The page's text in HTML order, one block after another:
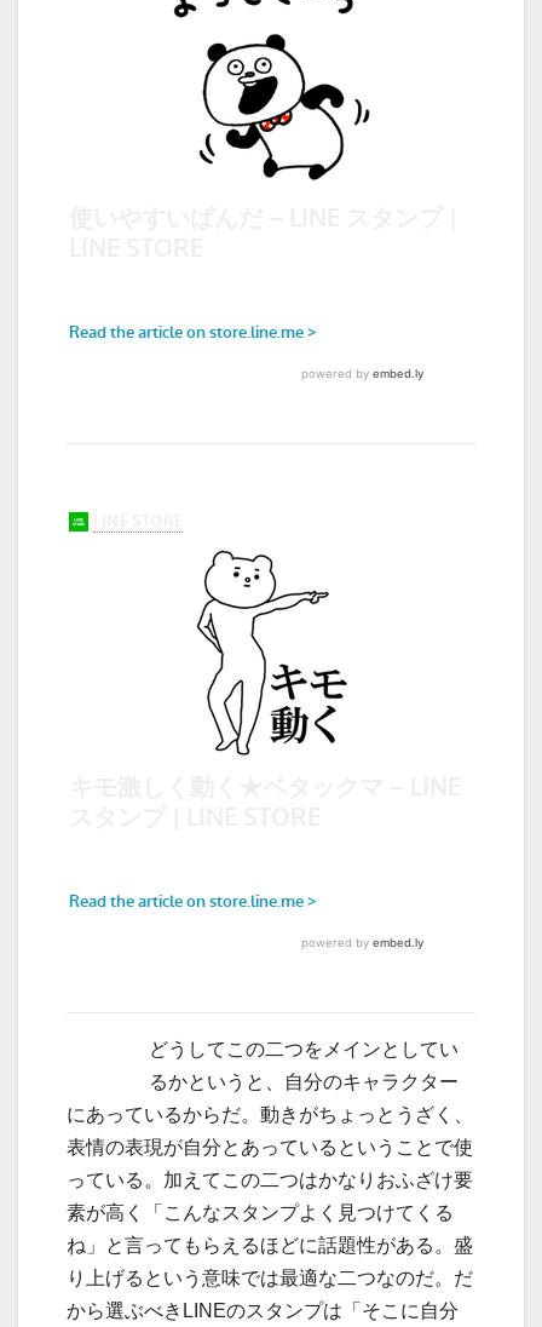
どうしてこの二つをメインとしてい
るかというと、自分のキャラクター
にあっているからだ。動きがちょっとうざく、
表情の表現が自分とあっているということで使
っている。加えてこの二つはかなりおふざけ要
素が高く「こんなスタンプよく見つけてくる
ね」と言ってもらえるほどに話題性がある。盛
り上げるという意味では最適な二つなのだ。だ
から選ぶべきLINEのスタンプは「そこに自分